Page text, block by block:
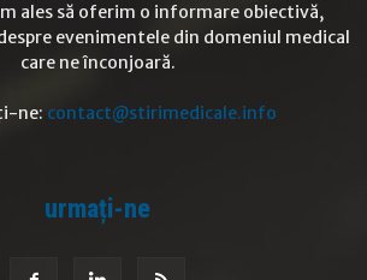
ales să oferim o informare obiectivă,
evenimentele din domeniul medical
care ne înconjoară.
ne: contact@stirimedicale.info
urmați-ne